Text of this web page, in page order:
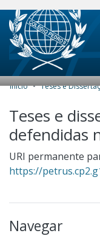
BRAZIL
Simplifique!
Comunica BR
Participe
Legislação
Canais
NAVEGAR
ESTATÍSTICAS
SOBRE
Início Teses e
Teses e
defendidas
URI permanente
https://
Navegar